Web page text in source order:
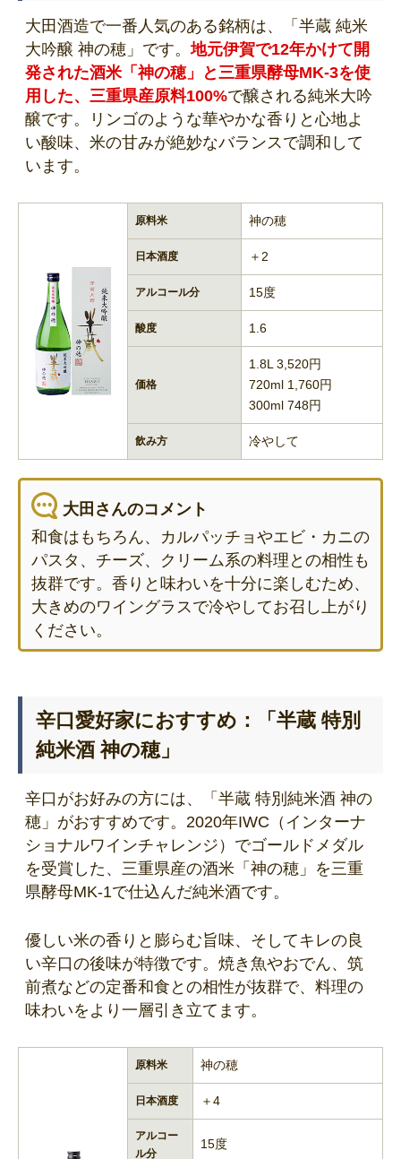
大田酒造で一番人気のある銘柄は、「半蔵 純米
大吟醸 神の穂」です。地元伊賀で12年かけて開
発された酒米「神の穂」と三重県酵母MK-3を使
用した、三重県産原料100%で醸される純米大吟
醸です。リンゴのような華やかな香りと心地よ
い酸味、米の甘みが絶妙なバランスで調和して
います。
原料米 神の穂
日本酒度 ＋2
アルコール分 15度
酸度 1.6
価格
1.8L 3,520円
720ml 1,760円
300ml 748円
飲み方 冷やして
大田さんのコメント
和食はもちろん、カルパッチョやエビ・カニの
パスタ、チーズ、クリーム系の料理との相性も
抜群です。香りと味わいを十分に楽しむため、
大きめのワイングラスで冷やしてお召し上がり
ください。
辛口愛好家におすすめ：「半蔵 特別
純米酒 神の穂」
辛口がお好みの方には、「半蔵 特別純米酒 神の
穂」がおすすめです。2020年IWC（インターナ
ショナルワインチャレンジ）でゴールドメダル
を受賞した、三重県産の酒米「神の穂」を三重
県酵母MK-1で仕込んだ純米酒です。
優しい米の香りと膨らむ旨味、そしてキレの良
い辛口の後味が特徴です。焼き魚やおでん、筑
前煮などの定番和食との相性が抜群で、料理の
味わいをより一層引き立てます。
原料米 神の穂
日本酒度 ＋4
アルコー
ル分
15度